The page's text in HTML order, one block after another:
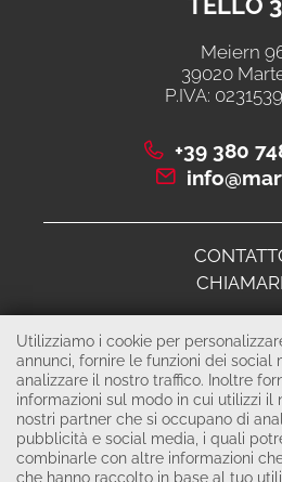
Meiern
39020
P.IVA:
+39 380
© 2026 Cooperativa di
PRIVACY &
produced by
Utilizziamo i cookie per
annunci, fornire le funzioni dei social
analizzare il nostro traffico. Inoltre
informazioni sul modo in cui utilizzi il
nostri partner che si occupano di
pubblicità e social media, i quali
combinarle con altre informazioni
che hanno raccolto in base al tuo